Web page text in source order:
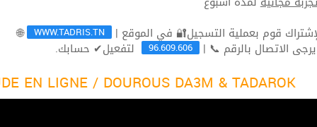
WWW.TADRIS.TN
🌐
الاتصال بالرقم 📞 | 96.609.606 لتفعيل✔ حسابك.
EN LIGNE / DOUROUS DA3M & TADAROK